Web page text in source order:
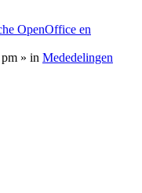
OpenOffice en
» in Mededelingen